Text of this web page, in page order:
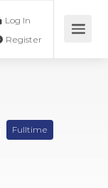
Log In
Fulltime